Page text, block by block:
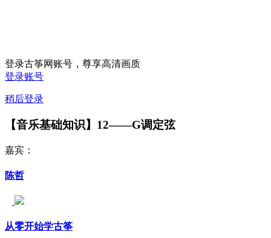
登录古筝网账号，尊享高清画质
登录账号
稍后登录
【音乐基础知识】12——G调定弦
嘉宾：
陈哲
从零开始学古筝